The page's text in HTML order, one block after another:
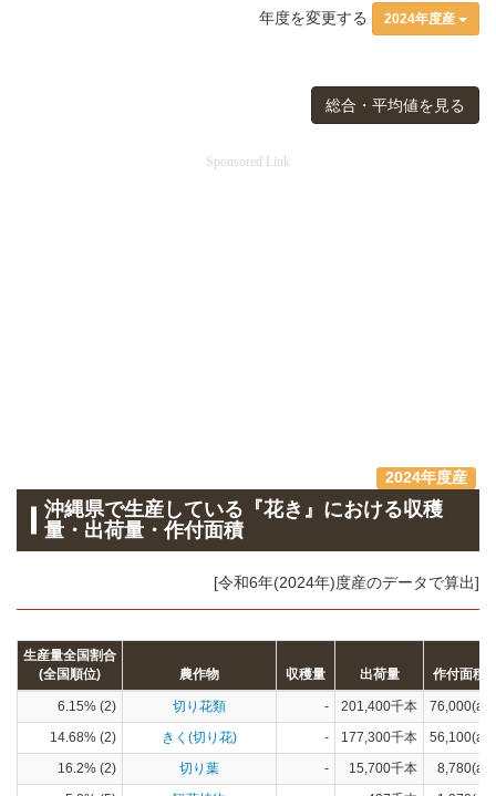
年度を変更する 2024年度産
総合・平均値を見る
Sponsored Link
2024年度産
沖縄県で生産している『花き』における収穫
量・出荷量・作付面積
[令和6年(2024年)度産のデータで算出]
生産量全国割合
(全国順位)
農作物 収穫量 出荷量 作付面積
6.15% (2) 切り花類 - 201,400千本
76,000(a)
14.68% (2)
きく(切り花) - 177,300千本
56,100(a)
16.2% (2)
切り葉 - 15,700千本
8,780(a)